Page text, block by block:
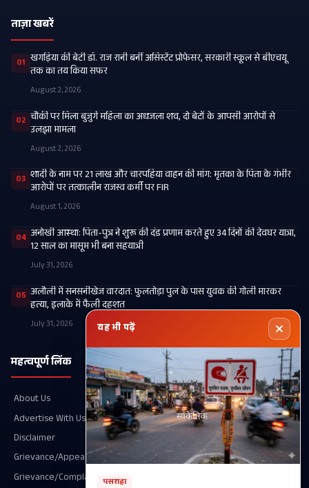
ताज़ा खबरें
01 खगड़िया की बेटी डॉ. राज रानी बनीं असिस्टेंट प्रोफेसर, सरकारी स्कूल से बीएचयू
तक का तय किया सफर
August 2, 2026
02 चौकी पर मिला बुजुर्ग महिला का अधजला शव, दो बेटों के आपसी आरोपों से
उलझा मामला
August 2, 2026
03 शादी के नाम पर 21 लाख और चारपहिया वाहन की मांग: मृतका के पिता के गंभीर
आरोपों पर तत्कालीन राजस्व कर्मी पर FIR
August 1, 2026
04 अनोखी आस्था: पिता-पुत्र ने शुरू की दंड प्रणाम करते हुए 34 दिनों की देवघर यात्रा,
12 साल का मासूम भी बना सहयात्री
July 31, 2026
05 अलौली में सनसनीखेज वारदात: फुलतोड़ा पुल के पास युवक की गोली मारकर
हत्या, इलाके में फैली दहशत
July 31, 2026
महत्वपूर्ण लिंक
About Us
Advertise With Us
Disclaimer
Grievance/Appeal Details
Grievance/Complaint
श्रेणियाँ
Recent
खगड़िया
आपका शहर
परबत्ता
यह भी पढ़ें
पसराहा